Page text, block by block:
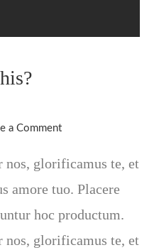
a Comment
nos, glorificamus te, et
amore tuo. Placere
hoc productum.
nos, glorificamus te, et